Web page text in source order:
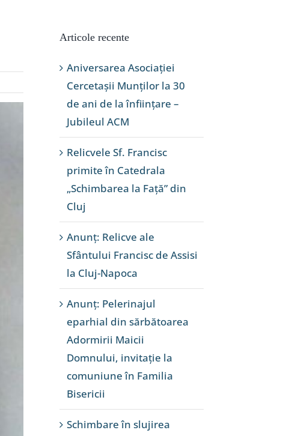
Articole recente
Aniversarea Asociației
Cercetașii Munților la 30
de ani de la înființare –
Jubileul ACM
Relicvele Sf. Francisc
primite în Catedrala
„Schimbarea la Față” din
Cluj
Anunț: Relicve ale
Sfântului Francisc de Assisi
la Cluj-Napoca
Anunț: Pelerinajul
eparhial din sărbătoarea
Adormirii Maicii
Domnului, invitație la
comuniune în Familia
Bisericii
Schimbare în slujirea